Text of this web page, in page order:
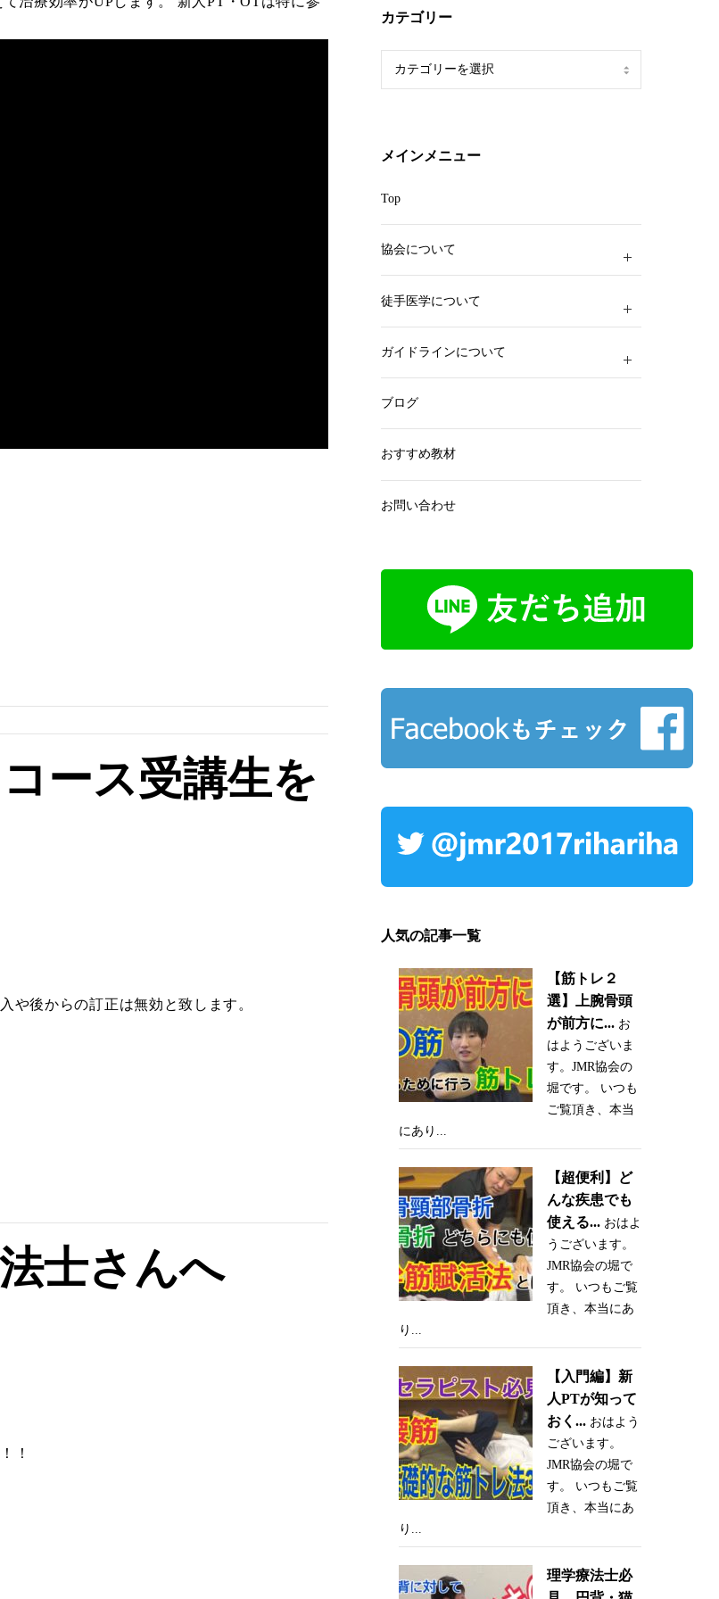
ース受講生を
や後からの訂正は無効と致します。
士さんへ
！
カテゴリー
メインメニュー
Top
協会について
徒手医学について
ガイドラインについて
ブログ
おすすめ教材
お問い合わせ
人気の記事一覧
【筋トレ２
選】上腕骨頭
が前方に... お
はようございま
す。JMR協会の
堀です。 いつも
ご覧頂き、本当
にあり...
【超便利】ど
んな疾患でも
使える... おはよ
うございます。
JMR協会の堀で
す。 いつもご覧
頂き、本当にあ
り...
【入門編】新
人PTが知って
おく... おはよう
ございます。
JMR協会の堀で
す。 いつもご覧
頂き、本当にあ
り...
理学療法士必